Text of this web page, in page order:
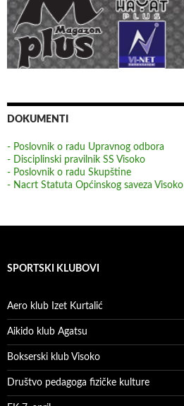
DOKUMENTI
- Poslovnik o radu Upravnog odbora
- Disciplinski pravilnik SS Visoko
- Poslovnik o radu Skupštine
- Nacrt Statuta Općinskog saveza Visoko
SPORTSKI KLUBOVI
Aero klub Izet Kurtalić
Aikido klub Agatsu
Bokserski klub Visoko
Društvo pedagoga fizičke kulture